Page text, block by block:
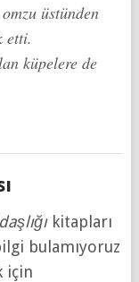
üstünden
etti.
küpelere de
kitapları
bulamıyoruz
için